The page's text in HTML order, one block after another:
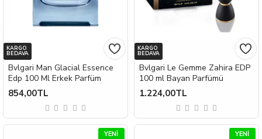
KARGO
BEDAVA
Bvlgari Man Glacial Essence
Edp 100 Ml Erkek Parfüm
854,00TL
KARGO
BEDAVA
Bvlgari Le Gemme Zahira EDP
100 ml Bayan Parfümü
1.224,00TL
YENI YENI